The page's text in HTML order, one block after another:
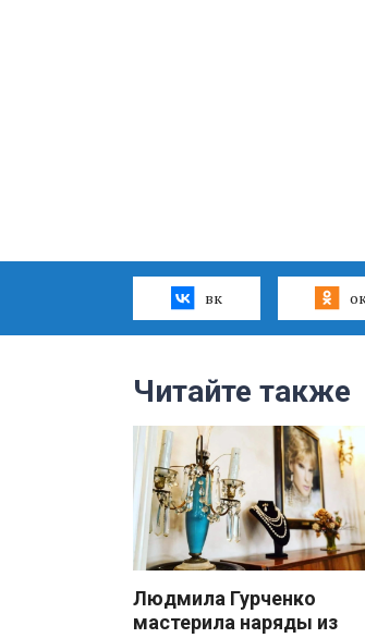
вк
Читайте также
Людмила Гурченко
мастерила наряды из